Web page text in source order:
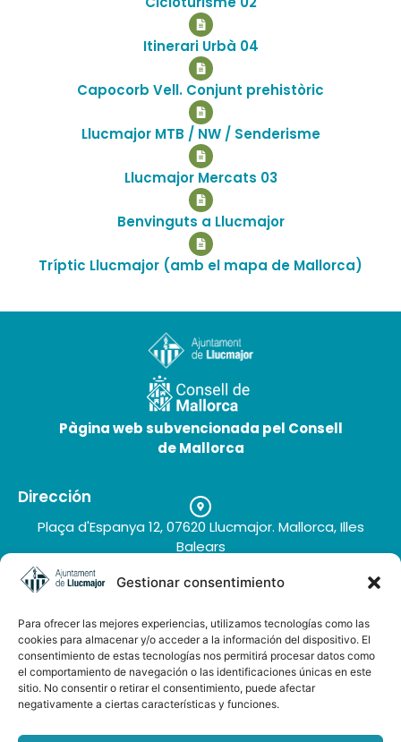
Gestionar consentimiento
Para ofrecer las mejores experiencias, utilizamos tecnologías como las
cookies para almacenar y/o acceder a la información del dispositivo. El
consentimiento de estas tecnologías nos permitirá procesar datos como
el comportamiento de navegación o las identificaciones únicas en este
sitio. No consentir o retirar el consentimiento, puede afectar
negativamente a ciertas características y funciones.
Itinerari Urbà 04
Capocorb Vell. Conjunt prehistòric
Llucmajor MTB / NW / Senderisme
Llucmajor Mercats 03
Benvinguts a Llucmajor
Tríptic Llucmajor (amb el mapa de Mallorca)
Pàgina web subvencionada pel Consell
de Mallorca
Dirección
Plaça d'Espanya 12, 07620 Llucmajor. Mallorca, Illes
Balears
Teléfono
+34 971 66 91 62
turisme@llucmajor.org
Galería de imágenes
Buzón de sugerencias